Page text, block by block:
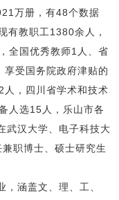
万册，有48个数据
有教职工1380余人，
全国优秀教师1人、省
受国务院政府津贴的
，四川省学术和技术
人选15人，乐山市各
武汉大学、电子科技大
职博士、硕士研究生
涵盖文、理、工、